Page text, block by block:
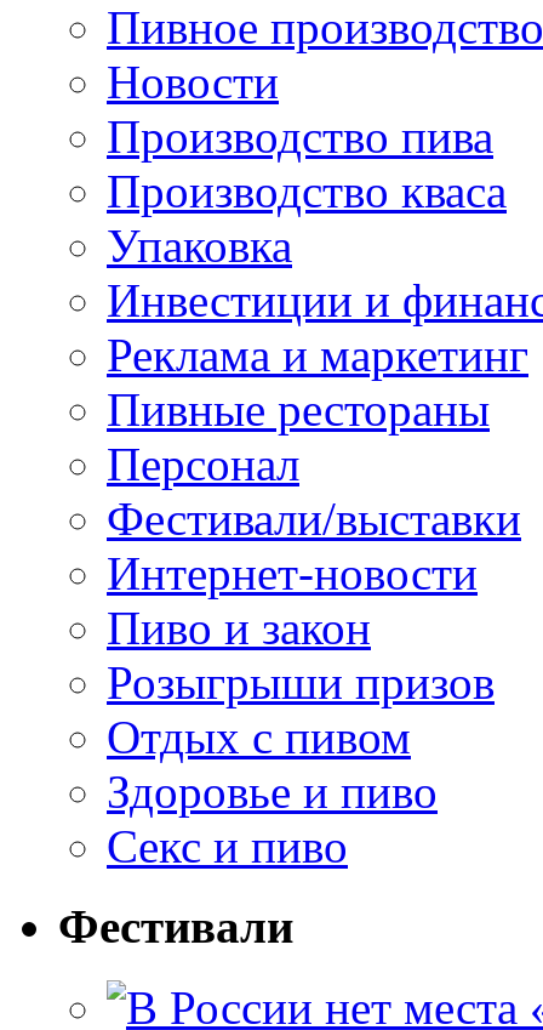
Пивное производство
Новости
Производство пива
Производство кваса
Упаковка
Инвестиции и
Реклама и маркетинг
Пивные рестораны
Персонал
Фестивали/выставки
Интернет-новости
Пиво и закон
Розыгрыши призов
Отдых с пивом
Здоровье и пиво
Секс и пиво
Фестивали